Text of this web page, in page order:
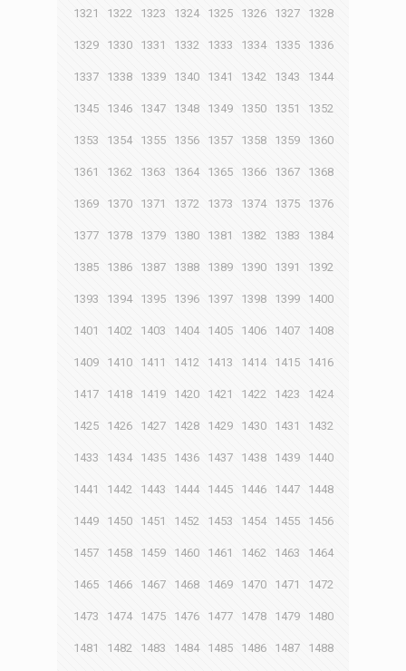
1321 1322 1323 1324 1325 1326 1327 1328
1329 1330 1331 1332 1333 1334 1335 1336
1337 1338 1339 1340 1341 1342 1343 1344
1345 1346 1347 1348 1349 1350 1351 1352
1353 1354 1355 1356 1357 1358 1359 1360
1361 1362 1363 1364 1365 1366 1367 1368
1369 1370 1371 1372 1373 1374 1375 1376
1377 1378 1379 1380 1381 1382 1383 1384
1385 1386 1387 1388 1389 1390 1391 1392
1393 1394 1395 1396 1397 1398 1399 1400
1401 1402 1403 1404 1405 1406 1407 1408
1409 1410 1411 1412 1413 1414 1415 1416
1417 1418 1419 1420 1421 1422 1423 1424
1425 1426 1427 1428 1429 1430 1431 1432
1433 1434 1435 1436 1437 1438 1439 1440
1441 1442 1443 1444 1445 1446 1447 1448
1449 1450 1451 1452 1453 1454 1455 1456
1457 1458 1459 1460 1461 1462 1463 1464
1465 1466 1467 1468 1469 1470 1471 1472
1473 1474 1475 1476 1477 1478 1479 1480
1481 1482 1483 1484 1485 1486 1487 1488